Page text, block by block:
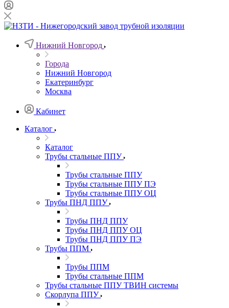
Нижний Новгород
Города
Нижний Новгород
Екатеринбург
Москва
Кабинет
Каталог
Каталог
Трубы стальные ППУ
Трубы стальные ППУ
Трубы стальные ППУ ПЭ
Трубы стальные ППУ ОЦ
Трубы ПНД ППУ
Трубы ПНД ППУ
Трубы ПНД ППУ ОЦ
Трубы ПНД ППУ ПЭ
Трубы ППМ
Трубы ППМ
Трубы стальные ППМ
Трубы стальные ППУ ТВИН системы
Скорлупа ППУ